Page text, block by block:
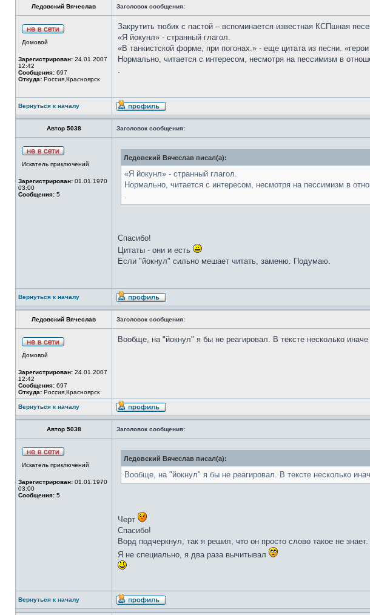
Ледовский Вячеслав Заголовок сообщения:
Домовой
Зарегистрирован: 24.01.2007
12:42
Сообщения: 697
Откуда: Россия,Красноярск
Закрутить тюбик с пастой – вспоминается известная КСПшная
«Я йокунл» - странный глагол.
«В танкистской форме, при погонах.» - еще цитата из песни.
Нормально, читается с интересом, несмотря на пессимизм в
.
Вернуться к началу
Автор 5038 Заголовок сообщения:
Искатель приключений
Зарегистрирован: 01.01.1970
03:00
Сообщения: 5
Ледовский Вячеслав писал(а):
«Я йокунл» - странный глагол.
Нормально, читается с интересом, несмотря на пессимизм в
.
Спасибо!
Цитаты - они и есть
Если "йокнул" сильно мешает читать, заменю. Подумаю.
Вернуться к началу
Ледовский Вячеслав Заголовок сообщения:
Домовой
Зарегистрирован: 24.01.2007
12:42
Сообщения: 697
Откуда: Россия,Красноярск
Вообще, на "йокнул" я бы не реагировал. В тексте несколько иначе
Вернуться к началу
Автор 5038 Заголовок сообщения:
Искатель приключений
Зарегистрирован: 01.01.1970
03:00
Сообщения: 5
Ледовский Вячеслав писал(а):
Вообще, на "йокнул" я бы не реагировал. В тексте несколько
Черт
Спасибо!
Ворд подчеркнул, так я решил, что он просто слово такое не
Я не специально, я два раза вычитывал
Вернуться к началу